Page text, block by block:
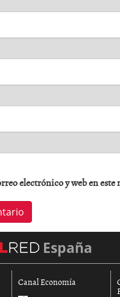
electrónico y web en
España
Canal Economía